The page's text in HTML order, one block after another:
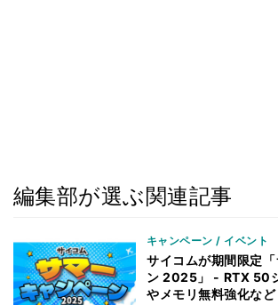
編集部が選ぶ関連記事
キャンペーン / イベント
サイコムが期間限定
ン 2025」 - RTX 50
やメモリ無料強化など